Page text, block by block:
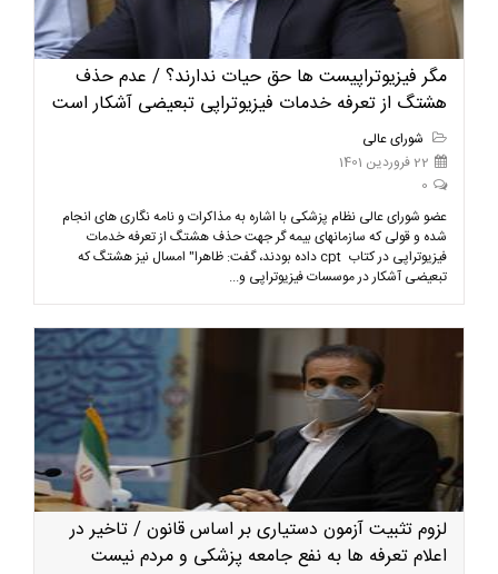
مگر فیزیوتراپیست ها حق حیات ندارند؟ / عدم حذف
هشتگ از تعرفه خدمات فیزیوتراپی تبعیضی آشکار است
شورای عالی
22 فروردین 1401
0
عضو شورای عالی نظام پزشکی با اشاره به مذاکرات و نامه نگاری های انجام
شده و قولی که سازمانهای بیمه گر جهت حذف هشتگ از تعرفه خدمات
فیزیوتراپی در کتاب cpt داده بودند، گفت: ظاهرا" امسال نیز هشتگ که
تبعیضی آشکار در موسسات فیزیوتراپی و...
لزوم تثبیت آزمون دستیاری بر اساس قانون / تاخیر در
اعلام تعرفه ها به نفع جامعه پزشکی و مردم نیست